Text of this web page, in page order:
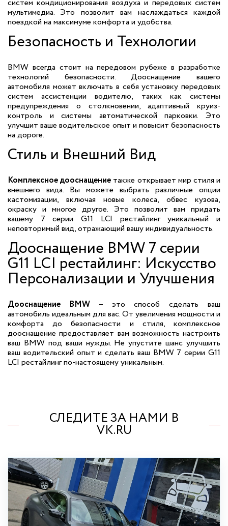
систем кондиционирования воздуха и передовых систем
мультимедиа. Это позволит вам наслаждаться каждой
поездкой на максимуме комфорта и удобства.
Безопасность и Технологии
BMW всегда стоит на передовом рубеже в разработке
технологий безопасности. Дооснащение вашего
автомобиля может включать в себя установку передовых
систем ассистенции водителю, таких как системы
предупреждения о столкновении, адаптивный круиз-
контроль и системы автоматической парковки. Это
улучшит ваше водительское опыт и повысит безопасность
на дороге.
Стиль и Внешний Вид
Комплексное дооснащение также открывает мир стиля и
внешнего вида. Вы можете выбрать различные опции
кастомизации, включая новые колеса, обвес кузова,
окраску и многое другое. Это позволит вам придать
вашему 7 серии G11 LCI рестайлинг уникальный и
неповторимый вид, отражающий вашу индивидуальность.
Дооснащение BMW 7 серии
G11 LCI рестайлинг: Искусство
Персонализации и Улучшения
Дооснащение BMW– это способ сделать ваш
автомобиль идеальным для вас. От увеличения мощности и
комфорта до безопасности и стиля, комплексное
дооснащение предоставляет вам возможность настроить
ваш BMW под ваши нужды. Не упустите шанс улучшить
ваш водительский опыт и сделать ваш BMW 7 серии G11
LCI рестайлинг по-настоящему уникальным.
СЛЕДИТЕ ЗА НАМИ В
VK.RU